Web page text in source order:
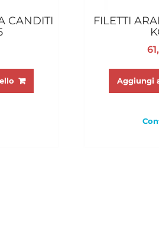
CANDITI
FILETTI
Aggiungi